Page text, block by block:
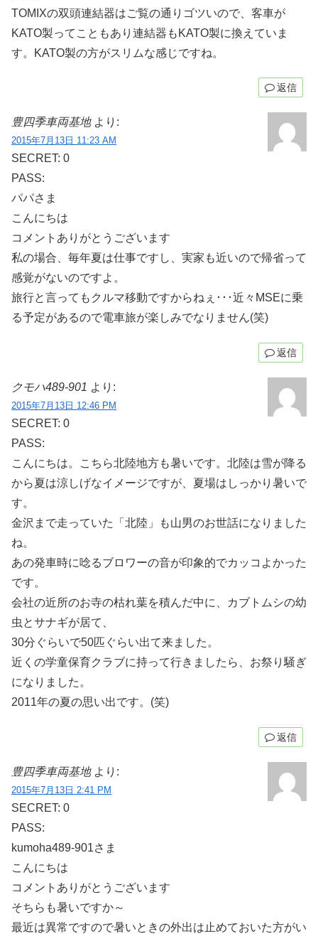
TOMIXの双頭連結器はご覧の通りゴツいので、客車が
KATO製ってこともあり連結器もKATO製に換えていま
す。KATO製の方がスリムな感じですね。
返信
豊四季車両基地 より:
2015年7月13日 11:23 AM
SECRET: 0
PASS:
パパさま
こんにちは
コメントありがとうございます
私の場合、毎年夏は仕事ですし、実家も近いので帰省って
感覚がないのですよ。
旅行と言ってもクルマ移動ですからねぇ･･･近々MSEに乗
る予定があるので電車旅が楽しみでなりません(笑)
返信
クモハ489-901 より:
2015年7月13日 12:46 PM
SECRET: 0
PASS:
こんにちは。こちら北陸地方も暑いです。北陸は雪が降る
から夏は涼しげなイメージですが、夏場はしっかり暑いで
す。
金沢まで走っていた「北陸」も山男のお世話になりました
ね。
あの発車時に唸るブロワーの音が印象的でカッコよかった
です。
会社の近所のお寺の枯れ葉を積んだ中に、カブトムシの幼
虫とサナギが居て、
30分ぐらいで50匹ぐらい出て来ました。
近くの学童保育クラブに持って行きましたら、お祭り騒ぎ
になりました。
2011年の夏の思い出です。(笑)
返信
豊四季車両基地 より:
2015年7月13日 2:41 PM
SECRET: 0
PASS:
kumoha489-901さま
こんにちは
コメントありがとうございます
そちらも暑いですか～
最近は異常ですので暑いときの外出は止めておいた方がい